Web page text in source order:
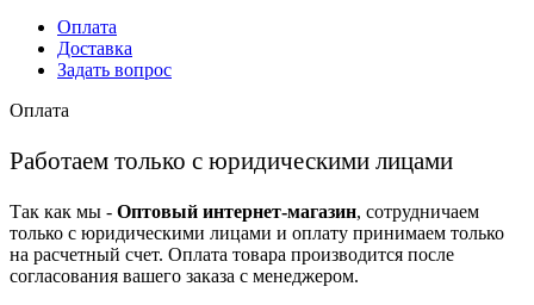
Оплата
Доставка
Задать вопрос
Оплата
Работаем только с юридическими лицами
Так как мы - Оптовый интернет-магазин, сотрудничаем
только с юридическими лицами и оплату принимаем только
на расчетный счет. Оплата товара производится после
согласования вашего заказа с менеджером.